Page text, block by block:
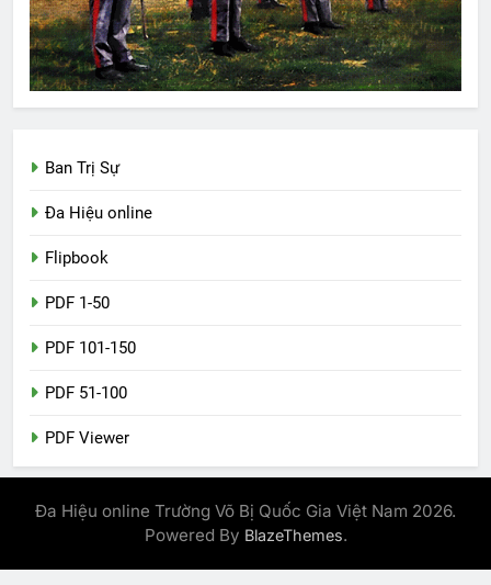
Ban Trị Sự
Đa Hiệu online
Flipbook
PDF 1-50
PDF 101-150
PDF 51-100
PDF Viewer
Đa Hiệu online Trường Võ Bị Quốc Gia Việt Nam 2026.
Powered By BlazeThemes.